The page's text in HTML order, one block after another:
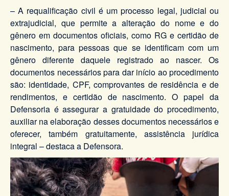
– A requalificação civil é um processo legal, judicial ou
extrajudicial, que permite a alteração do nome e do
gênero em documentos oficiais, como RG e certidão de
nascimento, para pessoas que se identificam com um
gênero diferente daquele registrado ao nascer. Os
documentos necessários para dar início ao procedimento
são: identidade, CPF, comprovantes de residência e de
rendimentos, e certidão de nascimento. O papel da
Defensoria é assegurar a gratuidade do procedimento,
auxiliar na elaboração desses documentos necessários e
oferecer, também gratuitamente, assistência jurídica
integral – destaca a Defensora.